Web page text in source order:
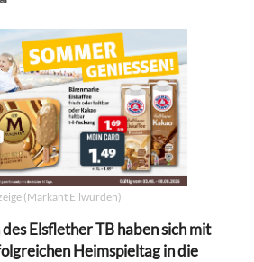
(Markant Ellwürden)
Elsflether TB haben sich mit
Heimspieltag in die